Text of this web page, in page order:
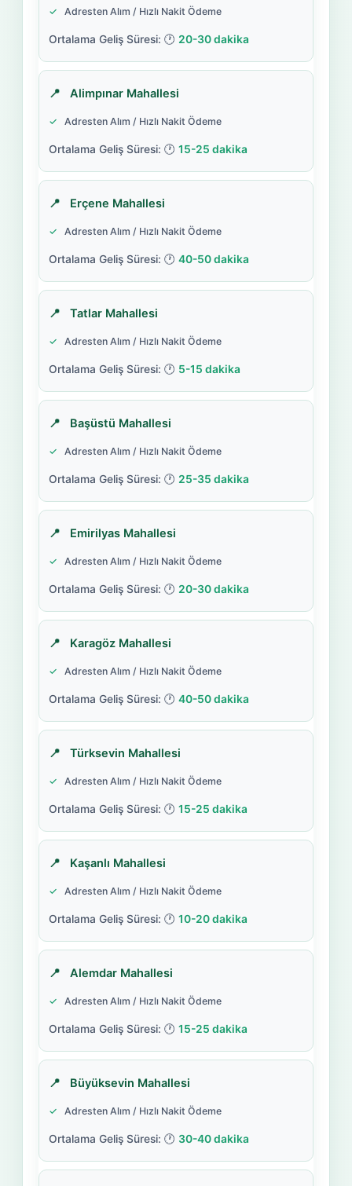
Adresten Alım / Hızlı Nakit Ödeme
20-30 dakika
Alimpınar Mahallesi
Adresten Alım / Hızlı Nakit Ödeme
15-25 dakika
Erçene Mahallesi
Adresten Alım / Hızlı Nakit Ödeme
40-50 dakika
Tatlar Mahallesi
Adresten Alım / Hızlı Nakit Ödeme
5-15 dakika
Başüstü Mahallesi
Adresten Alım / Hızlı Nakit Ödeme
25-35 dakika
Emirilyas Mahallesi
Adresten Alım / Hızlı Nakit Ödeme
20-30 dakika
Karagöz Mahallesi
Adresten Alım / Hızlı Nakit Ödeme
40-50 dakika
Türksevin Mahallesi
Adresten Alım / Hızlı Nakit Ödeme
15-25 dakika
Kaşanlı Mahallesi
Adresten Alım / Hızlı Nakit Ödeme
10-20 dakika
Alemdar Mahallesi
Adresten Alım / Hızlı Nakit Ödeme
15-25 dakika
Büyüksevin Mahallesi
Adresten Alım / Hızlı Nakit Ödeme
30-40 dakika